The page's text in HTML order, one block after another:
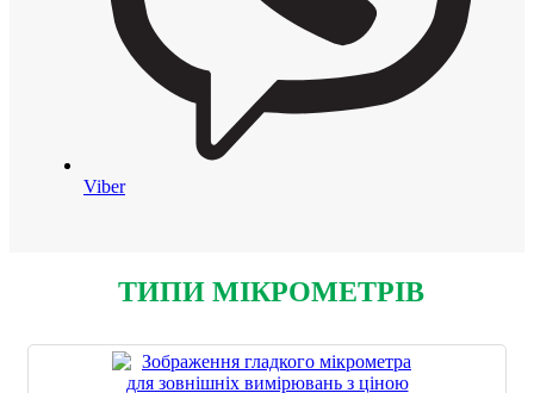
Viber
ТИПИ МІКРОМЕТРІВ